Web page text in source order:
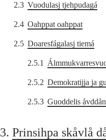
2.3 Vuodulasj tjehpudagá
2.4 Oahppat oahppat
2.5 Doaresfágalasj tiemá
2.5.1
2.5.2 Demokratijja ja
2.5.3 Guoddelis
3. Prinsihpa skåvlå